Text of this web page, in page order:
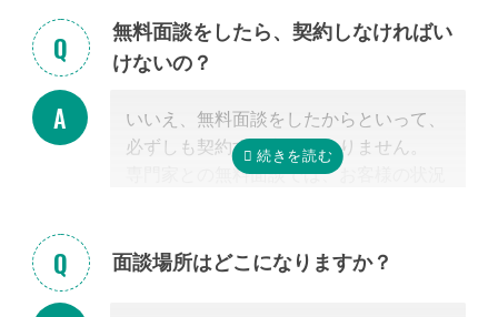
も大切だと言えます。
なお自宅から離れた専門家をご紹介した
等まで出張費無料で訪問可能ですのでご
安心ください。
無料面談をしたら、契約しなければい
けないの？
いいえ、無料面談をしたからといって、
必ずしも契約する必要はありません。
専門家との無料面談では、お客様の状況
提示させて頂きます。
面談場所はどこになりますか？